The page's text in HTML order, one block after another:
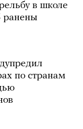
в школе
ранены
по странам